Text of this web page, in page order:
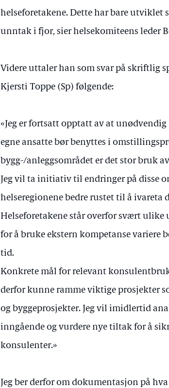
helseforetakene. Dette har bare utviklet
unntak i fjor, sier helsekomiteens leder
Videre uttaler han som svar på skriftlig
Kjersti Toppe (Sp) følgende:
«Jeg er fortsatt opptatt av at
egne ansatte bør benyttes i
bygg-/anleggsområdet er det stor bruk
Jeg vil ta initiativ til endringer på disse
helseregionene bedre rustet til å ivareta
Helseforetakene står overfor svært
for å bruke ekstern kompetanse variere
tid.
Konkrete mål for relevant
derfor kunne ramme viktige prosjekter
og byggeprosjekter. Jeg vil imidlertid
inngående og vurdere nye tiltak for å
konsulenter.»
Jeg ber derfor om dokumentasjon på